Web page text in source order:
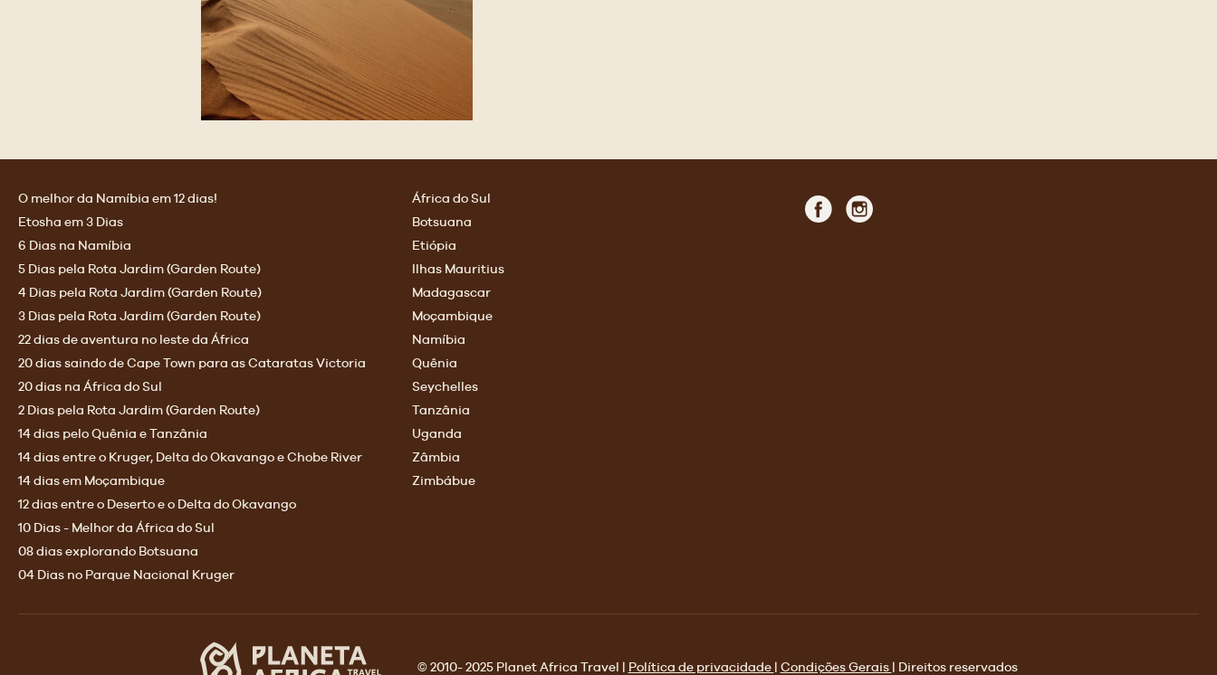
O melhor da Namíbia em 12 dias!
Etosha em 3 Dias
6 Dias na Namíbia
5 Dias pela Rota Jardim (Garden Route)
4 Dias pela Rota Jardim (Garden Route)
3 Dias pela Rota Jardim (Garden Route)
22 dias de aventura no leste da África
20 dias saindo de Cape Town para as Cataratas Victoria
20 dias na África do Sul
2 Dias pela Rota Jardim (Garden Route)
14 dias pelo Quênia e Tanzânia
14 dias entre o Kruger, Delta do Okavango e Chobe River
14 dias em Moçambique
12 dias entre o Deserto e o Delta do Okavango
10 Dias - Melhor da África do Sul
08 dias explorando Botsuana
04 Dias no Parque Nacional Kruger
África do Sul
Botsuana
Etiópia
Ilhas Mauritius
Madagascar
Moçambique
Namíbia
Quênia
Seychelles
Tanzânia
Uganda
Zâmbia
Zimbábue
© 2010- 2025 Planet Africa Travel | Política de privacidade | Condições Gerais | Direitos reservados